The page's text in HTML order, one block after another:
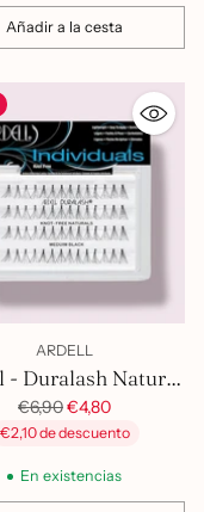
Añadir a la cesta
ARDELL
- Duralash Natural
Medium Blk
Precio
habitual
€6,90€4,80
€2,10 de descuento
En existencias